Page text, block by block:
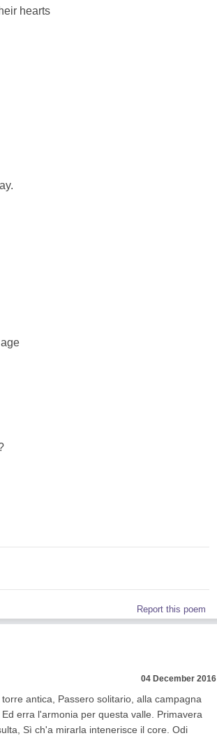
hearts
Report this poem
04 December 2016
antica, Passero solitario, alla campagna
erra l'armonia per questa valle. Primavera
Sì ch'a mirarla intenerisce il core. Odi